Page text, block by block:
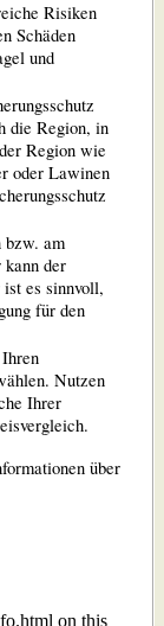
Risiken
Schäden
und
die Region, in
Region wie
oder Lawinen
bzw. am
der
es sinnvoll,
für den
Nutzen
Ihrer
über